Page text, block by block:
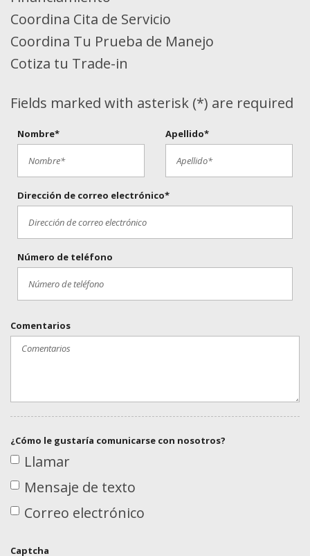
Coordina Cita de Servicio
Coordina Tu Prueba de Manejo
Cotiza tu Trade-in
Fields marked with asterisk (*) are required
Nombre* Apellido*
Dirección de correo electrónico*
Número de teléfono
Comentarios
¿Cómo le gustaría comunicarse con nosotros?
Llamar
Mensaje de texto
Correo electrónico
Captcha